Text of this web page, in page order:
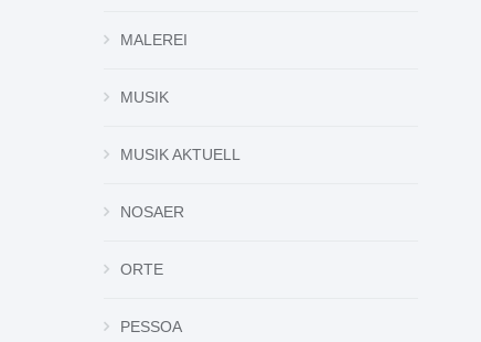
MALEREI
MUSIK
MUSIK AKTUELL
NOSAER
ORTE
PESSOA